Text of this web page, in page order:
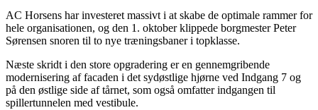
AC Horsens har investeret massivt i at skabe de optimale rammer for
hele organisationen, og den 1. oktober klippede borgmester Peter
Sørensen snoren til to nye træningsbaner i topklasse.
Næste skridt i den store opgradering er en gennemgribende
modernisering af facaden i det sydøstlige hjørne ved Indgang 7 og
på den østlige side af tårnet, som også omfatter indgangen til
spillertunnelen med vestibule.